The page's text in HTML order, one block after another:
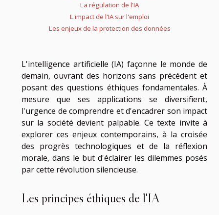
La régulation de l'IA
L'impact de l'IA sur l'emploi
Les enjeux de la protection des données
L'intelligence artificielle (IA) façonne le monde de
demain, ouvrant des horizons sans précédent et
posant des questions éthiques fondamentales. À
mesure que ses applications se diversifient,
l'urgence de comprendre et d'encadrer son impact
sur la société devient palpable. Ce texte invite à
explorer ces enjeux contemporains, à la croisée
des progrès technologiques et de la réflexion
morale, dans le but d'éclairer les dilemmes posés
par cette révolution silencieuse.
Les principes éthiques de l'IA